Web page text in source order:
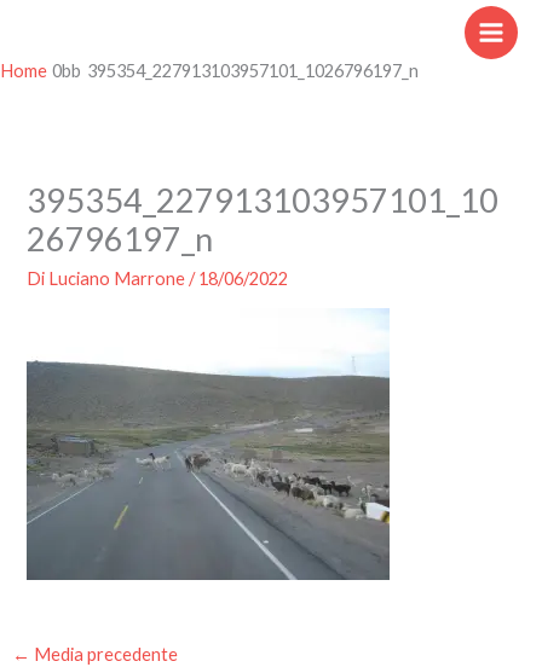
contenuto
Home 395354_227913103957101_1026796197_n
395354_227913103957101_10
26796197_n
Di Luciano Marrone/18/06/2022
← Media precedente